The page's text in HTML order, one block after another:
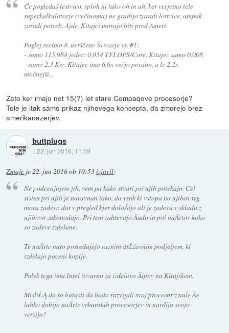
Če pogledaš lestvico, sploh ni tako oh in ah, ker verjetno tele
superkalkulatorje (večinoma) ne gradijo zaradi lestvice, ampak
zaradi potreb. Ajde, Kitajci morajo biti pred Ameri.
Poglej recimo 8. uvrščene Švicarje vs. #1;
- samo 115,984 jeder: 0,054 TFLOPS/Core, Kitajec samo 0,008.
- samo 2,3 Kw: Kitajec ima 6,6x večjo porabo, a le 2,2x
močnejši...
Zato ker imajo not 15(?) let stare Compaqove procesorje?
Tole je itak samo prikaz njihovega koncepta, da zmorejo brez
amerikanezerjev.
buttplugs
::22. jun 2016, 11:59
Zmajc je 22. jun 2016 ob 10:53izjavil:
Ne podcenjujem jih, vem pa kako stvari pri njih potekajo. Cel
sisten pri njih je naravnan tako, da vsak ki vstopa na njihov trg
mora zadevo dat v pregled kjer doloÄijo ali je zadeva v skladu z
njihovo zakonodajo. Pri tem zahtevajo Äudo in pol naÄrtov kako
so zadeve izdelane.
Te naÄrte nato posredujejo raznim drĹžavnim podjetjem, ki
izdelajo poceni kopije.
Polek tega ima Intel tovarno za izdelavo Äipov na Kitajskem.
MisliĹĄ da so butasti da bodo razvijali svoj procesor z nule Äe
lahko dobijo naÄrte vrhunskih procesorjev in nardijo svojo
verzijo?